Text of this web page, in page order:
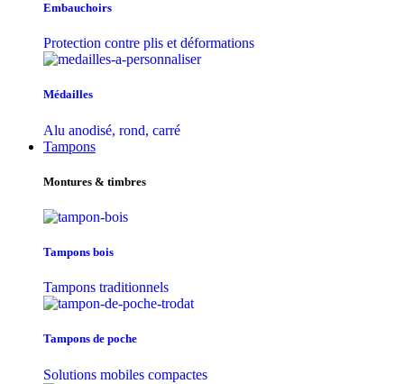
Embauchoirs
Protection contre plis et déformations
Médailles
Alu anodisé, rond, carré
Tampons
Montures & timbres
Tampons bois
Tampons traditionnels
Tampons de poche
Solutions mobiles compactes